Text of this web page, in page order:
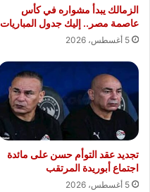
الزمالك يبدأ مشواره في كأس
عاصمة مصر.. إليك جدول المباريات
5 أغسطس، 2026
تجديد عقد التوأم حسن على مائدة
اجتماع أبوريدة المرتقب
5 أغسطس، 2026